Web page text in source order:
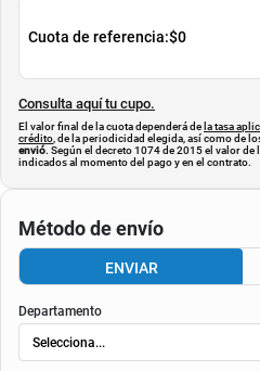
Cuota de referencia:$0
Consulta aquí tu cupo.
El valor final de la cuota dependerá de la tasa
crédito , de la periodicidad elegida, así como de
envió. Según el decreto 1074 de 2015 el valor de
indicados al momento del pago y en el contrato.
Método de envío
ENVIAR
Departamento